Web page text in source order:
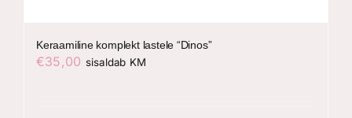
Keraamiline komplekt lastele “Dinos”
€35,00 sisaldab KM